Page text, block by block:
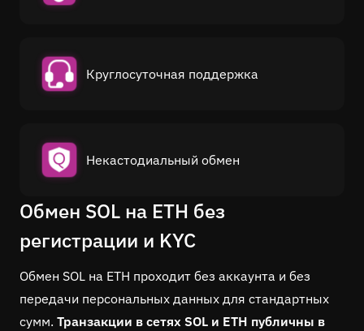
Круглосуточная поддержка
Некастодиальный обмен
Обмен SOL на ETH без
регистрации и KYC
Обмен SOL на ETH проходит без аккаунта и без
передачи персональных данных для стандартных
сумм. Транзакции в сетях SOL и ETH публичны в